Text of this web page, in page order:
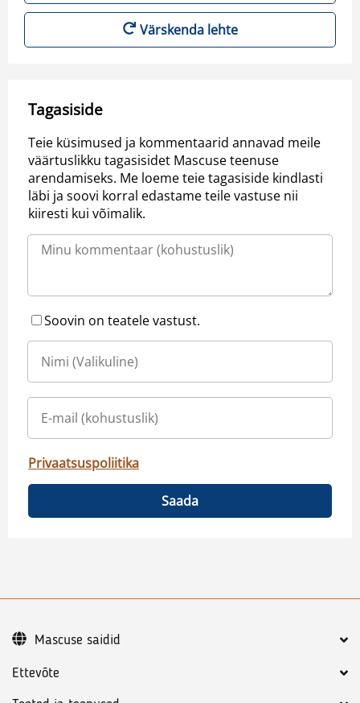
Värskenda lehte
Tagasiside
Teie küsimused ja kommentaarid annavad meile
väärtuslikku tagasisidet Mascuse teenuse
arendamiseks. Me loeme teie tagasiside kindlasti
läbi ja soovi korral edastame teile vastuse nii
kiiresti kui võimalik.
Soovin on teatele vastust.
Privaatsuspoliitika
Saada
Ettevõte
Mascuse saidid